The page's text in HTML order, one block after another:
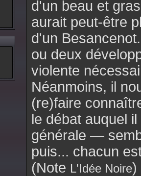
d'un beau et
aurait peut-être
d'un
ou deux
violente
Néanmoins, il
(re)faire
le débat auquel
générale —
puis... chacun
(Note L'Idée Noire)